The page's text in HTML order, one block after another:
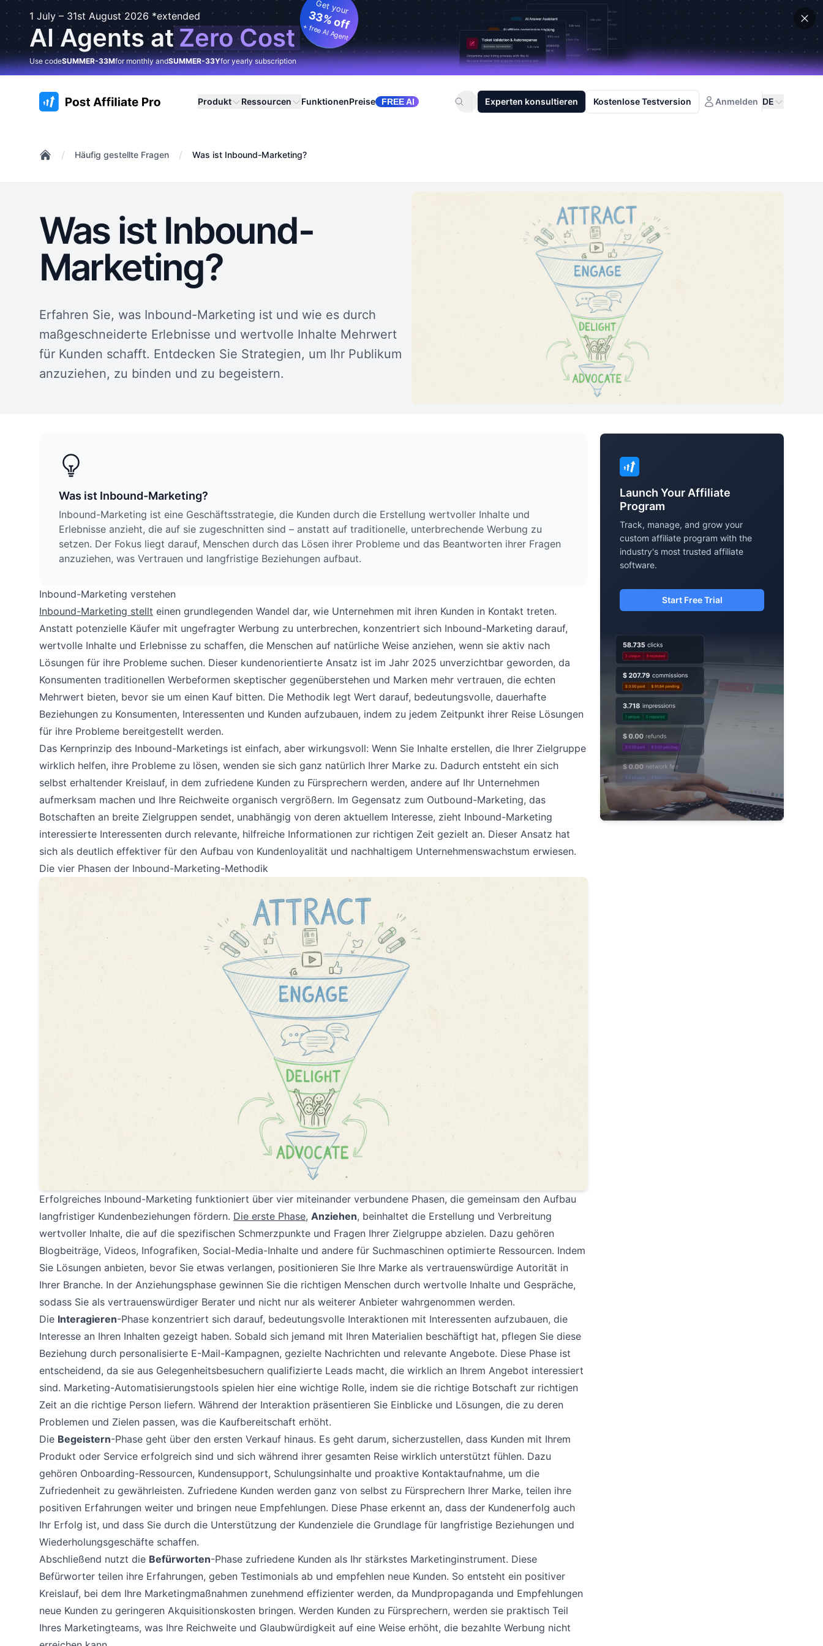
1 July – 31st August 2026 *extended
AI Agents at Zero Cost
Get your
33% off
+ free AI Agent
Use codeSUMMER-33Mfor monthly andSUMMER-33Yfor yearly subscription
:site.title Produkt Ressourcen FunktionenPreise FREE AI Experten konsultieren Kostenlose Testversion Anmelden DE
/ Häufig gestellte Fragen / Was ist Inbound-Marketing?
Was ist Inbound-
Marketing?
Erfahren Sie, was Inbound-Marketing ist und wie es durch
maßgeschneiderte Erlebnisse und wertvolle Inhalte Mehrwert
für Kunden schafft. Entdecken Sie Strategien, um Ihr Publikum
anzuziehen, zu binden und zu begeistern.
Was ist Inbound-Marketing?
Inbound-Marketing ist eine Geschäftsstrategie, die Kunden durch die Erstellung wertvoller Inhalte und
Erlebnisse anzieht, die auf sie zugeschnitten sind – anstatt auf traditionelle, unterbrechende Werbung zu
setzen. Der Fokus liegt darauf, Menschen durch das Lösen ihrer Probleme und das Beantworten ihrer Fragen
anzuziehen, was Vertrauen und langfristige Beziehungen aufbaut.
Inbound-Marketing verstehen
Inbound-Marketing stellt einen grundlegenden Wandel dar, wie Unternehmen mit ihren Kunden in Kontakt treten.
Anstatt potenzielle Käufer mit ungefragter Werbung zu unterbrechen, konzentriert sich Inbound-Marketing darauf,
wertvolle Inhalte und Erlebnisse zu schaffen, die Menschen auf natürliche Weise anziehen, wenn sie aktiv nach
Lösungen für ihre Probleme suchen. Dieser kundenorientierte Ansatz ist im Jahr 2025 unverzichtbar geworden, da
Konsumenten traditionellen Werbeformen skeptischer gegenüberstehen und Marken mehr vertrauen, die echten
Mehrwert bieten, bevor sie um einen Kauf bitten. Die Methodik legt Wert darauf, bedeutungsvolle, dauerhafte
Beziehungen zu Konsumenten, Interessenten und Kunden aufzubauen, indem zu jedem Zeitpunkt ihrer Reise Lösungen
für ihre Probleme bereitgestellt werden.
Das Kernprinzip des Inbound-Marketings ist einfach, aber wirkungsvoll: Wenn Sie Inhalte erstellen, die Ihrer Zielgruppe
wirklich helfen, ihre Probleme zu lösen, wenden sie sich ganz natürlich Ihrer Marke zu. Dadurch entsteht ein sich
selbst erhaltender Kreislauf, in dem zufriedene Kunden zu Fürsprechern werden, andere auf Ihr Unternehmen
aufmerksam machen und Ihre Reichweite organisch vergrößern. Im Gegensatz zum Outbound-Marketing, das
Botschaften an breite Zielgruppen sendet, unabhängig von deren aktuellem Interesse, zieht Inbound-Marketing
interessierte Interessenten durch relevante, hilfreiche Informationen zur richtigen Zeit gezielt an. Dieser Ansatz hat
sich als deutlich effektiver für den Aufbau von Kundenloyalität und nachhaltigem Unternehmenswachstum erwiesen.
Die vier Phasen der Inbound-Marketing-Methodik
Erfolgreiches Inbound-Marketing funktioniert über vier miteinander verbundene Phasen, die gemeinsam den Aufbau
langfristiger Kundenbeziehungen fördern. Die erste Phase, Anziehen, beinhaltet die Erstellung und Verbreitung
wertvoller Inhalte, die auf die spezifischen Schmerzpunkte und Fragen Ihrer Zielgruppe abzielen. Dazu gehören
Blogbeiträge, Videos, Infografiken, Social-Media-Inhalte und andere für Suchmaschinen optimierte Ressourcen. Indem
Sie Lösungen anbieten, bevor Sie etwas verlangen, positionieren Sie Ihre Marke als vertrauenswürdige Autorität in
Ihrer Branche. In der Anziehungsphase gewinnen Sie die richtigen Menschen durch wertvolle Inhalte und Gespräche,
sodass Sie als vertrauenswürdiger Berater und nicht nur als weiterer Anbieter wahrgenommen werden.
Die Interagieren-Phase konzentriert sich darauf, bedeutungsvolle Interaktionen mit Interessenten aufzubauen, die
Interesse an Ihren Inhalten gezeigt haben. Sobald sich jemand mit Ihren Materialien beschäftigt hat, pflegen Sie diese
Beziehung durch personalisierte E-Mail-Kampagnen, gezielte Nachrichten und relevante Angebote. Diese Phase ist
entscheidend, da sie aus Gelegenheitsbesuchern qualifizierte Leads macht, die wirklich an Ihrem Angebot interessiert
sind. Marketing-Automatisierungstools spielen hier eine wichtige Rolle, indem sie die richtige Botschaft zur richtigen
Zeit an die richtige Person liefern. Während der Interaktion präsentieren Sie Einblicke und Lösungen, die zu deren
Problemen und Zielen passen, was die Kaufbereitschaft erhöht.
Die Begeistern-Phase geht über den ersten Verkauf hinaus. Es geht darum, sicherzustellen, dass Kunden mit Ihrem
Produkt oder Service erfolgreich sind und sich während ihrer gesamten Reise wirklich unterstützt fühlen. Dazu
gehören Onboarding-Ressourcen, Kundensupport, Schulungsinhalte und proaktive Kontaktaufnahme, um die
Zufriedenheit zu gewährleisten. Zufriedene Kunden werden ganz von selbst zu Fürsprechern Ihrer Marke, teilen ihre
positiven Erfahrungen weiter und bringen neue Empfehlungen. Diese Phase erkennt an, dass der Kundenerfolg auch
Ihr Erfolg ist, und dass Sie durch die Unterstützung der Kundenziele die Grundlage für langfristige Beziehungen und
Wiederholungsgeschäfte schaffen.
Abschließend nutzt die Befürworten-Phase zufriedene Kunden als Ihr stärkstes Marketinginstrument. Diese
Befürworter teilen ihre Erfahrungen, geben Testimonials ab und empfehlen neue Kunden. So entsteht ein positiver
Kreislauf, bei dem Ihre Marketingmaßnahmen zunehmend effizienter werden, da Mundpropaganda und Empfehlungen
neue Kunden zu geringeren Akquisitionskosten bringen. Werden Kunden zu Fürsprechern, werden sie praktisch Teil
Ihres Marketingteams, was Ihre Reichweite und Glaubwürdigkeit auf eine Weise erhöht, die bezahlte Werbung nicht
Launch Your Affiliate
Program
Track, manage, and grow your
custom affiliate program with the
industry's most trusted affiliate
software.
Start Free Trial